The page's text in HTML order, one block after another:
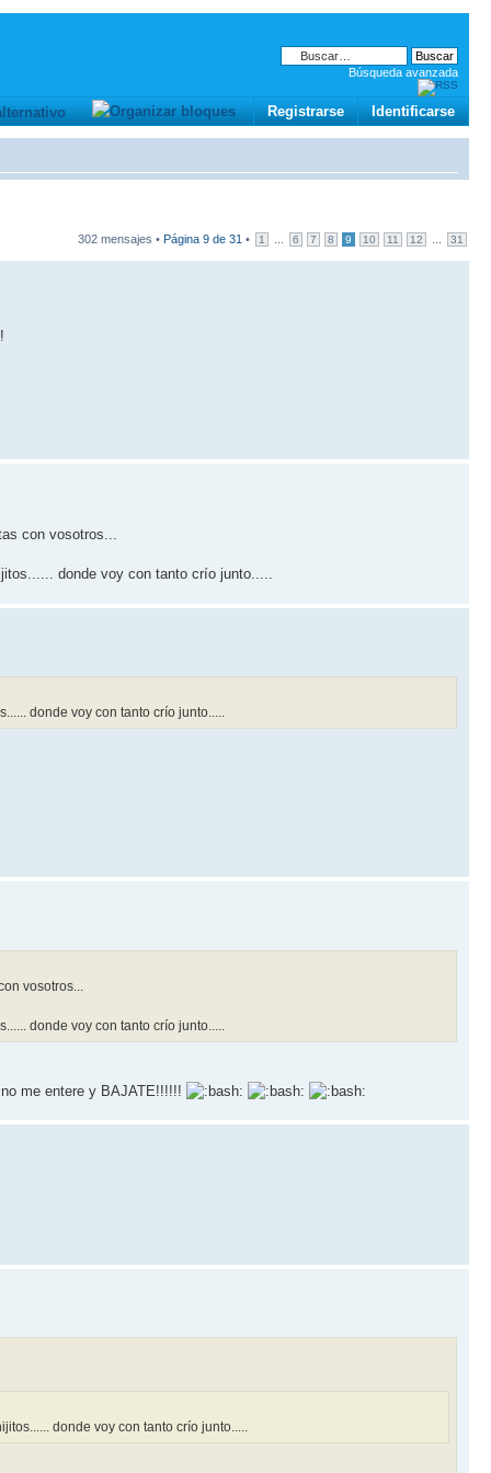
Búsqueda avanzada
Identificarse
Registrarse
302 mensajes • Página 9 de 31 • 1 6 7 8 9 10 11 12 31
con vosotros...
donde voy con tanto crí­o junto.....
donde voy con tanto crí­o junto.....
vosotros...
donde voy con tanto crí­o junto.....
me entere y BAJATE!!!!!!
donde voy con tanto crí­o junto.....